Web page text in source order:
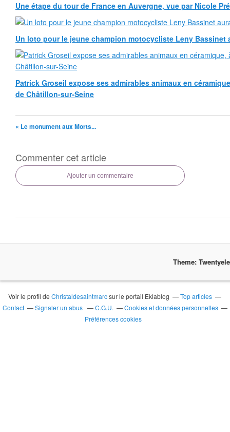
Une étape du tour de France en Auvergne, vue par Nicole
Un loto pour le jeune champion motocycliste Leny Bassinet
Patrick Groseil expose ses admirables animaux en
de Châtillon-sur-Seine
« Le monument aux Morts...
Commenter cet article
Ajouter un commentaire
Theme:
Voir le profil deChristaldesaintmarcsur le portail Eklablog
Top articles
Contact
Signaler un abus C.G.U.
Cookies et données personnelles
Préférences cookies